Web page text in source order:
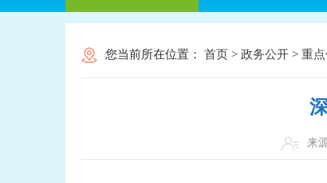
您当前所在位置： 首页 > 政务公开 > 重
来